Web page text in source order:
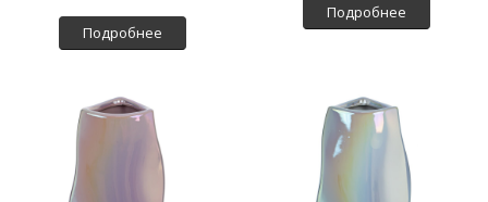
Подробнее
Подробнее